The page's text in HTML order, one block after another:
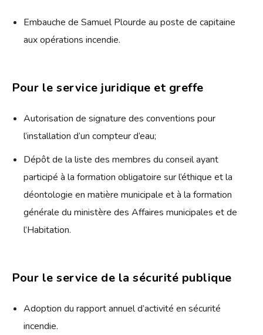
Embauche de Samuel Plourde au poste de capitaine
aux opérations incendie.
Pour le service juridique et greffe
Autorisation de signature des conventions pour
l’installation d’un compteur d’eau;
Dépôt de la liste des membres du conseil ayant
participé à la formation obligatoire sur l’éthique et la
déontologie en matière municipale et à la formation
générale du ministère des Affaires municipales et de
l’Habitation.
Pour le service de la sécurité publique
Adoption du rapport annuel d’activité en sécurité
incendie.